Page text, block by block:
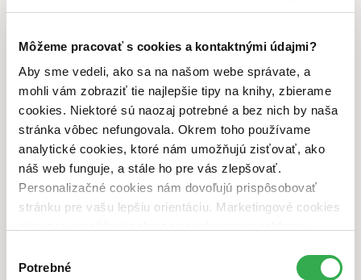
Môžeme pracovať s cookies a kontaktnými údajmi?
Aby sme vedeli, ako sa na našom webe správate, a
mohli vám zobraziť tie najlepšie tipy na knihy, zbierame
cookies. Niektoré sú naozaj potrebné a bez nich by naša
stránka vôbec nefungovala. Okrem toho používame
analytické cookies, ktoré nám umožňujú zisťovať, ako
náš web funguje, a stále ho pre vás zlepšovať.
Personalizačné cookies nám dovoľujú prispôsobovať
stránku pre vašu lepšiu orientáciu. Marketingové cookies
nám pomohlo, keby sme mohli používať všetky tieto
súhlasu
Potrebné
Najlepšie anglické knihy na leto
Horúce anglické novinky
Love Song
13,80 €
Fever Dream Game On
13,90 €